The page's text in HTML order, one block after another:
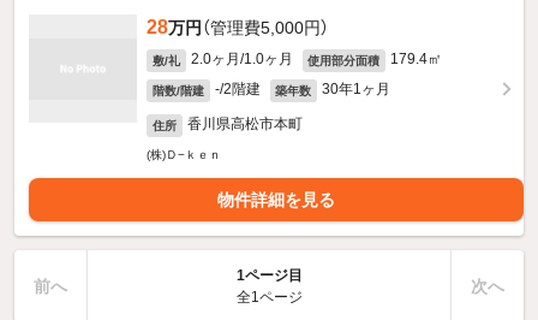
28万円 （管理費5,000円）
敷/礼 2.0ヶ月/1.0ヶ月 使用部分面積 179.4㎡
階数/階建 -/2階建 築年数 30年1ヶ月
住所 香川県高松市本町
(株)Ｄ−ｋｅｎ
物件詳細を見る
前へ
1ページ目
全1ページ
次へ